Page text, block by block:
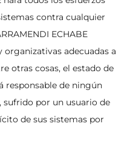
contra cualquier
ECHABE
organizativas adecuadas a
otras cosas, el estado de
responsable de ningún
por un usuario de
de sus sistemas por